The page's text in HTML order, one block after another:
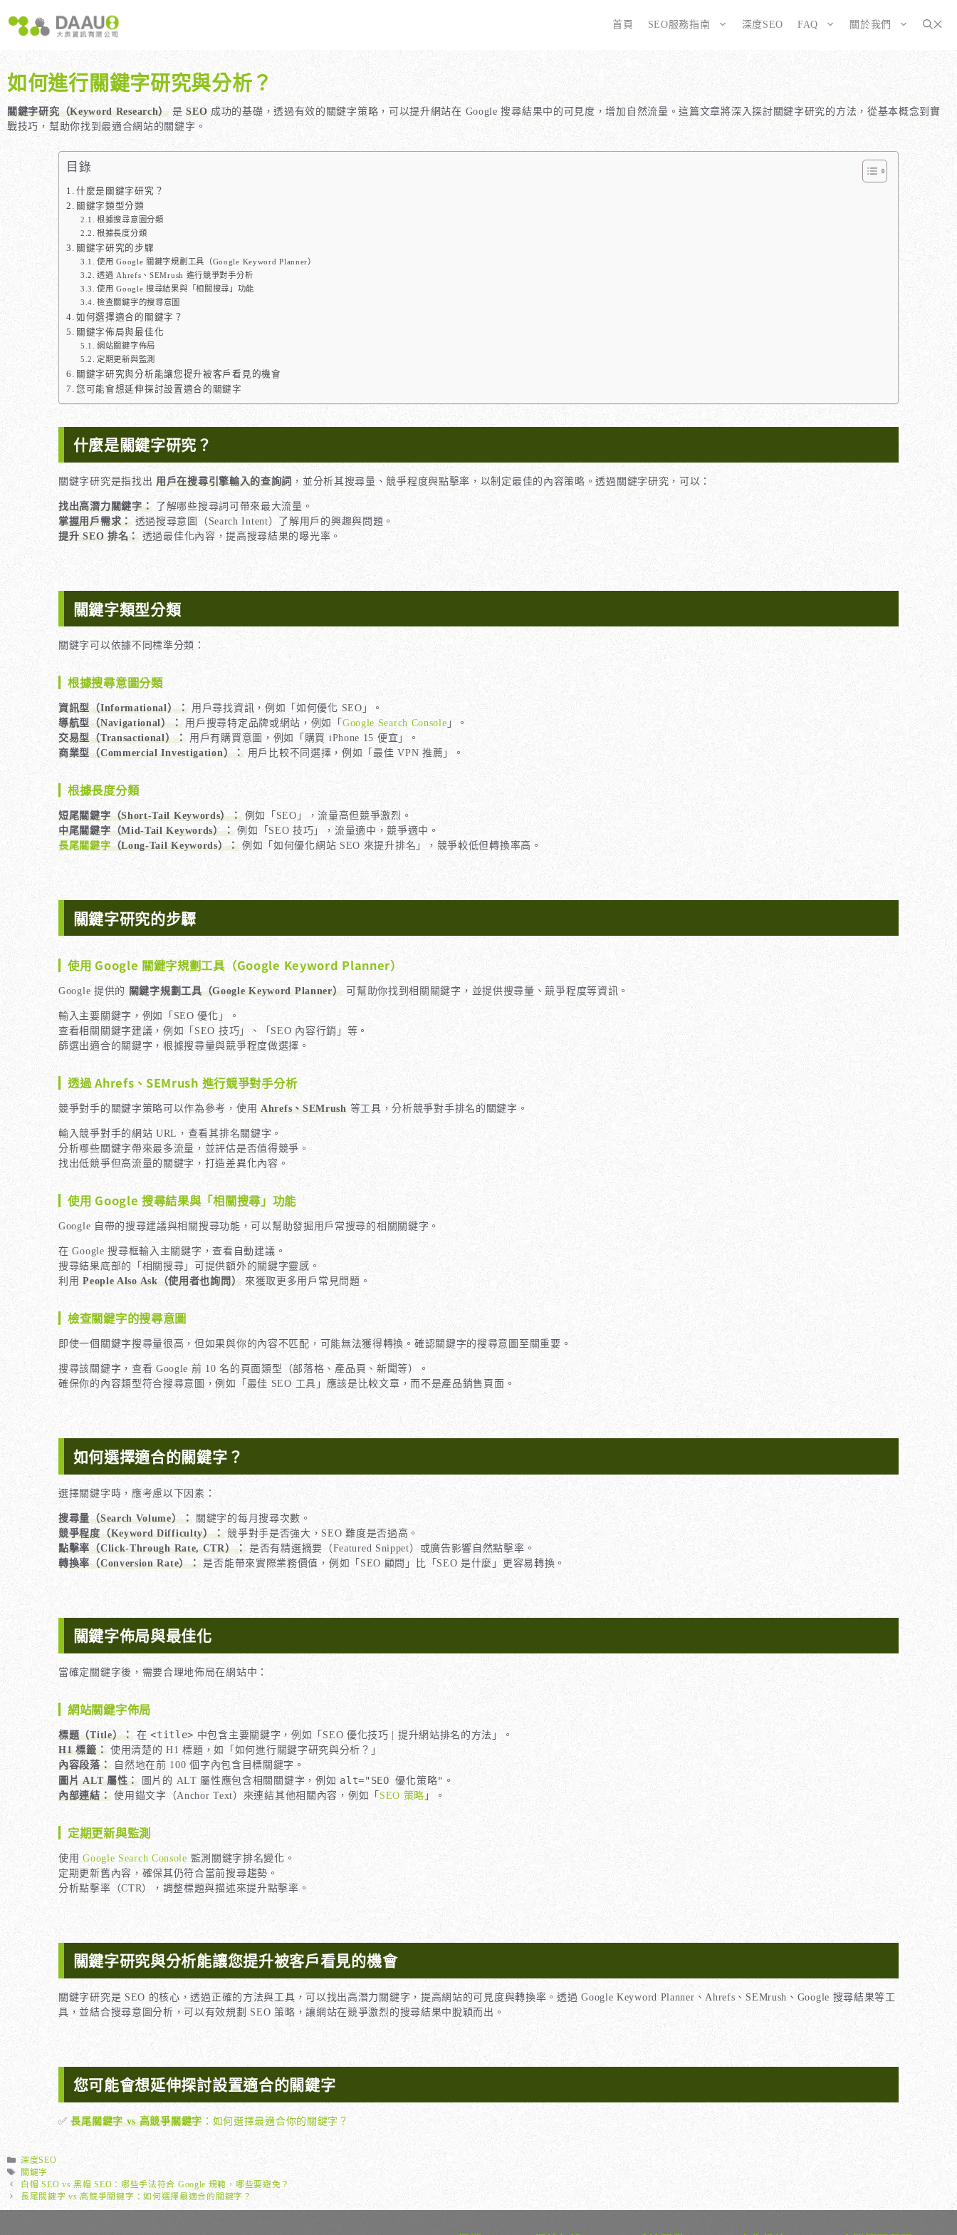
至
內
容
首頁 SEO服務指南
大奧獨家 AISEO矩陣系統｜SEO自動化輕鬆佈局關鍵字
八大專業SEO服務：網站流量快速成長
SEO 救星：你的網站沒有自然流量嗎？
專業SEO撰寫：提升網站SEO自然排序
維基百科：提升品牌形象與SEO的雙贏策略
網站系統開發：打造高效能業務需求的網站
全面優化網站語法：提升SEO表現
關鍵字分析：精準制定SEO策略
調整SEO關鍵字分布：精準地收錄
大奧專業寫手團隊：賦予深度與價值
為SEO而生的網站
選擇CMS或客製化網站：為您的打造完美SEO網站
WordPress 架設與 SEO 優化完整方案
SEO網站改造：您的舊網站是否正在拖累排名？
深度SEO FAQ
如何開始 SEO？新手指南
SEO 的定義與基本概念
SEO 的運作原理
SEO 的重要性：為什麼企業需要它？
什麼是白帽SEO、灰帽SEO與黑帽SEO？
我們提供哪些 SEO 服務？
如何知道哪些服務最適合我的業務？
SEO 優化的具體流程是什麼？
廣告行銷基礎知識
廣告平台與策略選擇
Google Ads 和 Facebook 廣告有什麼不同？
預算與效益管理
大奧資訊的網站架設服務包含哪些項目？
如何確保網站符合 SEO 標準？
網站架構與技術 SEO 優化
響應式設計的優勢
關於我們
如何進行關鍵字研究與分析？
關鍵字研究（Keyword Research） 是SEO 成功的基礎，透過有效的關鍵字策略，可以提升網站在 Google 搜尋結果中的可見度，增加自然流量。這篇文章將深入探討關鍵字研究的方法，從基本概念到實
戰技巧，幫助你找到最適合網站的關鍵字。
目錄
什麼是關鍵字研究？
關鍵字類型分類
根據搜尋意圖分類
根據長度分類
關鍵字研究的步驟
使用 Google 關鍵字規劃工具（Google Keyword Planner）
透過 Ahrefs、SEMrush 進行競爭對手分析
使用 Google 搜尋結果與「相關搜尋」功能
檢查關鍵字的搜尋意圖
如何選擇適合的關鍵字？
關鍵字佈局與最佳化
網站關鍵字佈局
定期更新與監測
關鍵字研究與分析能讓您提升被客戶看見的機會
您可能會想延伸探討設置適合的關鍵字
什麼是關鍵字研究？
關鍵字研究是指找出 用戶在搜尋引擎輸入的查詢詞 ，並分析其搜尋量、競爭程度與點擊率，以制定最佳的內容策略。透過關鍵字研究，可以：
找出高潛力關鍵字： 了解哪些搜尋詞可帶來最大流量。
掌握用戶需求：透過搜尋意圖（Search Intent）了解用戶的興趣與問題。
提升 SEO 排名： 透過最佳化內容，提高搜尋結果的曝光率。
關鍵字類型分類
關鍵字可以依據不同標準分類：
根據搜尋意圖分類
資訊型（Informational）： 用戶尋找資訊，例如「如何優化 SEO」。
導航型（Navigational）：用戶搜尋特定品牌或網站，例如「 Google Search Console 」。
交易型（Transactional）： 用戶有購買意圖，例如「購買 iPhone 15 便宜」。
商業型（Commercial Investigation）： 用戶比較不同選擇，例如「最佳 VPN 推薦」。
根據長度分類
短尾關鍵字（Short-Tail Keywords）：例如「SEO」，流量高但競爭激烈。
中尾關鍵字（Mid-Tail Keywords）：例如「SEO 技巧」，流量適中，競爭適中。
長尾關鍵字（Long-Tail Keywords）： 例如「如何優化網站 SEO 來提升排名」，競爭較低但轉換率高。
關鍵字研究的步驟
使用 Google 關鍵字規劃工具（Google Keyword Planner）
Google 提供的關鍵字規劃工具（Google Keyword Planner） 可幫助你找到相關關鍵字，並提供搜尋量、競爭程度等資訊。
輸入主要關鍵字，例如「SEO 優化」。
查看相關關鍵字建議，例如「SEO 技巧」、「SEO 內容行銷」等。
篩選出適合的關鍵字，根據搜尋量與競爭程度做選擇。
透過 Ahrefs、SEMrush 進行競爭對手分析
競爭對手的關鍵字策略可以作為參考，使用 Ahrefs、SEMrush等工具，分析競爭對手排名的關鍵字。
輸入競爭對手的網站 URL，查看其排名關鍵字。
分析哪些關鍵字帶來最多流量，並評估是否值得競爭。
找出低競爭但高流量的關鍵字，打造差異化內容。
使用 Google 搜尋結果與「相關搜尋」功能
Google 自帶的搜尋建議與相關搜尋功能，可以幫助發掘用戶常搜尋的相關關鍵字。
在 Google 搜尋框輸入主關鍵字，查看自動建議。
搜尋結果底部的「相關搜尋」可提供額外的關鍵字靈感。
利用People Also Ask（使用者也詢問） 來獲取更多用戶常見問題。
檢查關鍵字的搜尋意圖
即使一個關鍵字搜尋量很高，但如果與你的內容不匹配，可能無法獲得轉換。確認關鍵字的搜尋意圖至關重要。
搜尋該關鍵字，查看 Google 前 10 名的頁面類型（部落格、產品頁、新聞等）。
確保你的內容類型符合搜尋意圖，例如「最佳 SEO 工具」應該是比較文章，而不是產品銷售頁面。
如何選擇適合的關鍵字？
選擇關鍵字時，應考慮以下因素：
搜尋量（Search Volume）： 關鍵字的每月搜尋次數。
競爭程度（Keyword Difficulty）：競爭對手是否強大，SEO 難度是否過高。
點擊率（Click-Through Rate, CTR）： 是否有精選摘要（Featured Snippet）或廣告影響自然點擊率。
轉換率（Conversion Rate）：是否能帶來實際業務價值，例如「SEO 顧問」比「SEO 是什麼」更容易轉換。
關鍵字佈局與最佳化
當確定關鍵字後，需要合理地佈局在網站中：
網站關鍵字佈局
標題（Title）： 在<title>中包含主要關鍵字，例如「SEO 優化技巧 | 提升網站排名的方法」。
H1 標籤： 使用清楚的 H1 標題，如「如何進行關鍵字研究與分析？」
內容段落：自然地在前 100 個字內包含目標關鍵字。
圖片 ALT 屬性： 圖片的 ALT 屬性應包含相關關鍵字，例如 alt="SEO 優化策略" 。
內部連結：使用錨文字（Anchor Text）來連結其他相關內容，例如「 SEO 策略 」。
定期更新與監測
使用Google Search Console 監測關鍵字排名變化。
定期更新舊內容，確保其仍符合當前搜尋趨勢。
分析點擊率（CTR），調整標題與描述來提升點擊率。
關鍵字研究與分析能讓您提升被客戶看見的機會
關鍵字研究是 SEO 的核心，透過正確的方法與工具，可以找出高潛力關鍵字，提高網站的可見度與轉換率。透過 Google Keyword Planner、Ahrefs、SEMrush、Google 搜尋結果等工
具，並結合搜尋意圖分析，可以有效規劃 SEO 策略，讓網站在競爭激烈的搜尋結果中脫穎而出。
您可能會想延伸探討設置適合的關鍵字
✅長尾關鍵字 vs 高競爭關鍵字：如何選擇最適合你的關鍵字？
分
類
深度SEO
標
籤
關鍵字
白帽 SEO vs 黑帽 SEO：哪些手法符合 Google 規範，哪些要避免？
長尾關鍵字 vs 高競爭關鍵字：如何選擇最適合的關鍵字？